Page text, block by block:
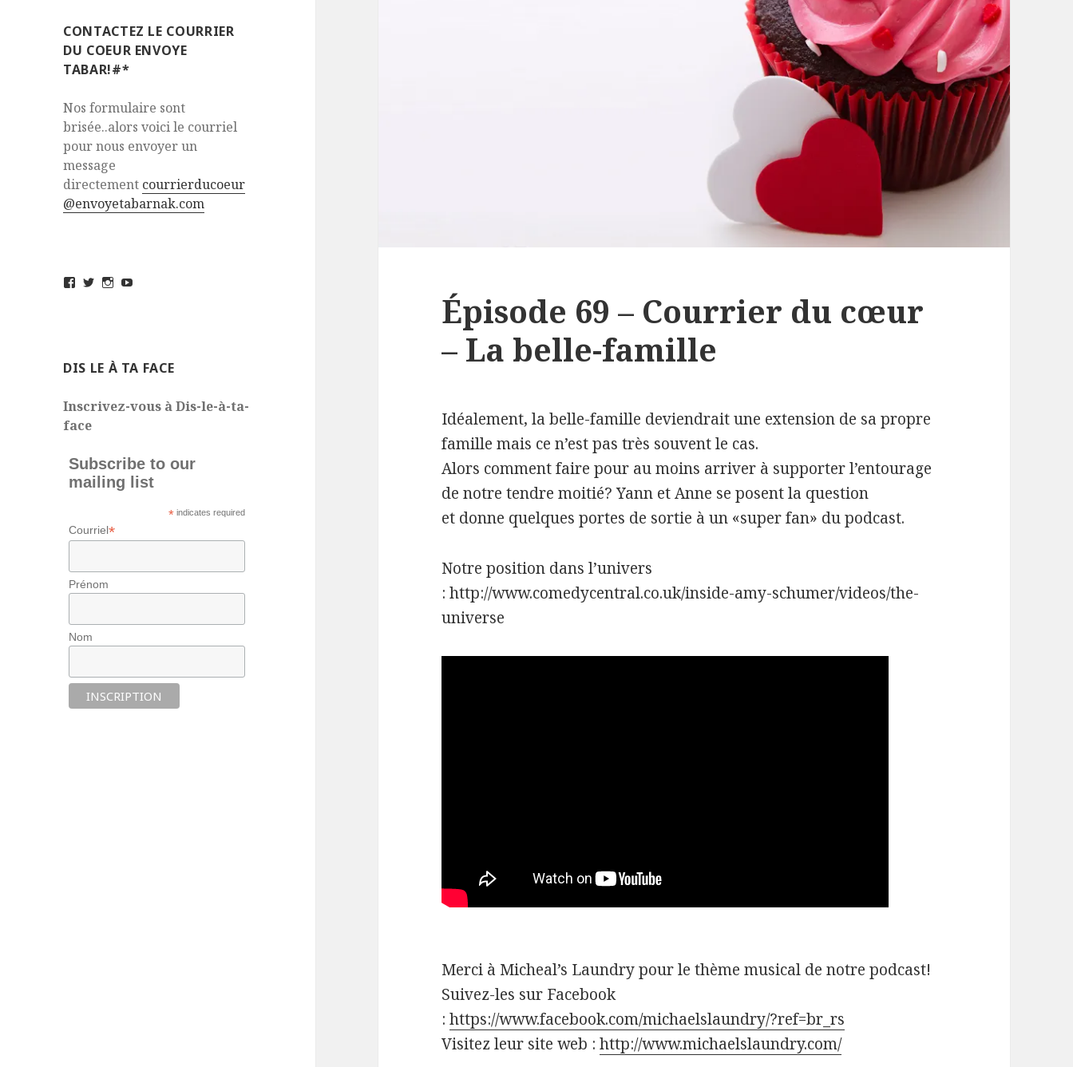
CONTACTEZ LE COURRIER
DU COEUR ENVOYE
TABAR!#*
Nos formulaire sont
brisée..alors voici le courriel
pour nous envoyer un
message
directement courrierducoeur
@envoyetabarnak.com
ViewViewView
DIS LE À TA FACE
Inscrivez-vous à Dis-le-à-ta-
face
Subscribe to our
mailing list
* indicates required
Courriel*
Prénom
Nom
Épisode 69 – Courrier du cœur
– La belle-famille
Idéalement, la belle-famille deviendrait une extension de sa propre
famille mais ce n’est pas très souvent le cas.
Alors comment faire pour au moins arriver à supporter l’entourage
de notre tendre moitié? Yann et Anne se posent la question
et donne quelques portes de sortie à un «super fan» du podcast.
Notre position dans l’univers
: http://www.comedycentral.co.uk/inside-amy-schumer/videos/the-
universe
Merci à Micheal’s Laundry pour le thème musical de notre podcast!
Suivez-les sur Facebook
:https://www.facebook.com/michaelslaundry/?ref=br_rs
Visitez leur site web :http://www.michaelslaundry.com/